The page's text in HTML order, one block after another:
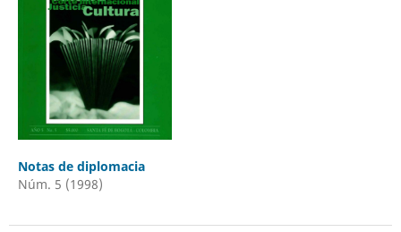
Notas de diplomacia
Núm. 5 (1998)